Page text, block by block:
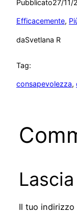
Pubblicato27/11/
Efficacemente,
daSvetlana R
Tag:
consapevolezza,
Il tuo indirizzo